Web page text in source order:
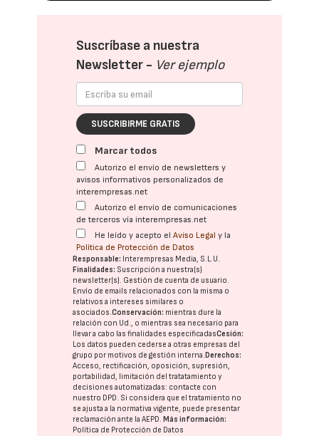
Suscríbase a nuestra
Newsletter - Ver ejemplo
SUSCRIBIRME GRATIS
Marcar todos
Autorizo el envío de newsletters y
avisos informativos personalizados de
interempresas.net
Autorizo el envío de comunicaciones
de terceros vía interempresas.net
He leído y acepto elAviso Legal y la
Política de Protección de Datos
Responsable: Interempresas Media, S.L.U.
Finalidades: Suscripción a nuestra(s)
newsletter(s). Gestión de cuenta de usuario.
Envío de emails relacionados con la misma o
relativos a intereses similares o
asociados.Conservación: mientras dure la
relación con Ud., o mientras sea necesario para
llevar a cabo las finalidades especificadasCesión:
Los datos pueden cederse a otras empresas del
grupo por motivos de gestión interna. Derechos:
Acceso, rectificación, oposición, supresión,
portabilidad, limitación del tratatamiento y
decisiones automatizadas: contacte con
nuestro DPD. Si considera que el tratamiento no
se ajusta a la normativa vigente, puede presentar
reclamación ante laAEPD. Más información:
Política de Protección de Datos